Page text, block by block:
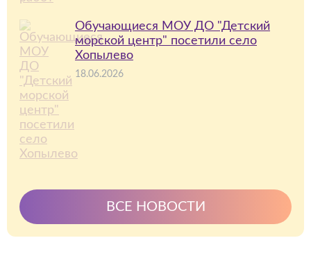
Обучающиеся МОУ ДО "Детский
морской центр" посетили село
Хопылево
18.06.2026
ВСЕ НОВОСТИ